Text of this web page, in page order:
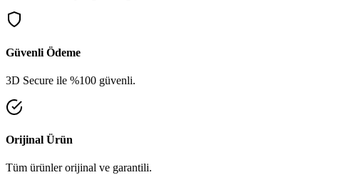
Güvenli Ödeme
3D Secure ile %100 güvenli.
Orijinal Ürün
Tüm ürünler orijinal ve garantili.